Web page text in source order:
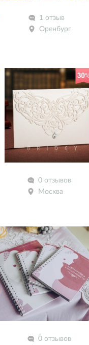
1 отзыв
Оренбург
0 отзывов
Москва
0 отзывов